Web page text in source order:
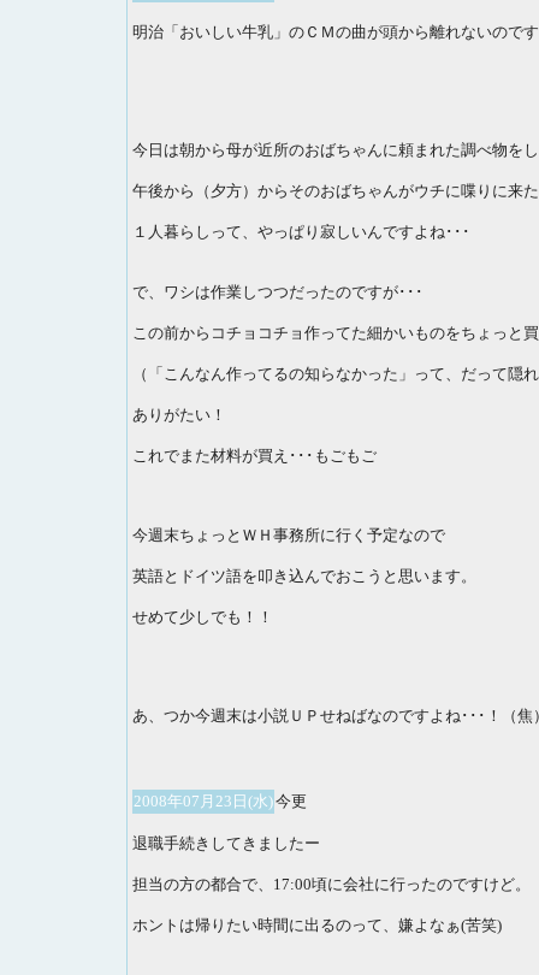
明治「おいしい牛乳」のＣＭの曲が頭から離れないので
今日は朝から母が近所のおばちゃんに頼まれた調べ物を
午後から（夕方）からそのおばちゃんがウチに喋りに来
１人暮らしって、やっぱり寂しいんですよね･･･
で、ワシは作業しつつだったのですが･･･
この前からコチョコチョ作ってた細かいものをちょっと
（「こんなん作ってるの知らなかった」って、だって隠
ありがたい！
これでまた材料が買え･･･もごもご
今週末ちょっとＷＨ事務所に行く予定なので
英語とドイツ語を叩き込んでおこうと思います。
せめて少しでも！！
あ、つか今週末は小説ＵＰせねばなのですよね･･･！（焦
2008年07月23日(水)今更
退職手続きしてきましたー
担当の方の都合で、17:00頃に会社に行ったのですけど。
ホントは帰りたい時間に出るのって、嫌よなぁ(苦笑)